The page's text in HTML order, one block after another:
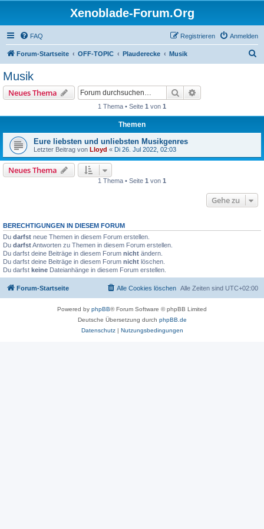
Xenoblade-Forum.Org
FAQ Anmelden
Registrieren
Forum-Startseite OFF-TOPIC Plauderecke Musik
Musik
Neues Thema Suche
1 Thema • Seite 1 von 1
Themen
Eure liebsten und unliebsten Musikgenres
Letzter Beitrag von Lloyd « Di 26. Jul 2022, 02:03
Neues Thema
1 Thema • Seite 1 von 1
Gehe zu
BERECHTIGUNGEN IN DIESEM FORUM
Du darfst neue Themen in diesem Forum erstellen.
Du darfstAntworten zu Themen in diesem Forum erstellen.
Du darfst deine Beiträge in diesem Forum nicht ändern.
Du darfst deine Beiträge in diesem Forum nicht löschen.
Du darfst keine Dateianhänge in diesem Forum erstellen.
Forum-Startseite Alle Zeiten sind UTC+02:00
Alle Cookies löschen
Powered by phpBB® Forum Software © phpBB Limited
Deutsche Übersetzung durch phpBB.de
Datenschutz| Nutzungsbedingungen